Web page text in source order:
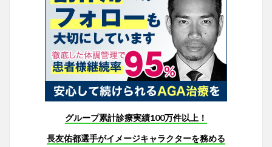
グループ累計診療実績100万件以上！
長友佑都選手がイメージキャラクターを務める